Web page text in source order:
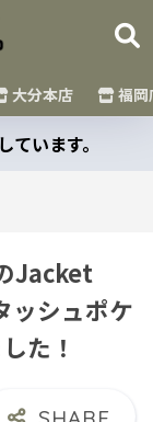
大分本店 福岡
います。
Jacket
ッシュポケ
た！